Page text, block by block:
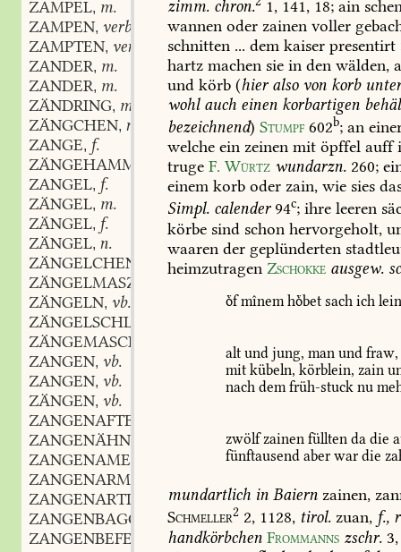
ZAMPEL, m.
ZAMPEN, verb.
ZAMPTEN, verb.
ZANDER, m.
ZANDER, m.
ZÄNDRING, m.
ZÄNGCHEN, n.
ZANGE, f.
ZÄNGEHAMMER
m.
ZANGEL, f.
ZÄNGEL, m.
ZÄNGEL, f.
ZÄNGEL, n.
ZÄNGELCHEN
ZÄNGELMASZ
ZÄNGELN, vb.
ZÄNGELSCHLACKE
ZÄNGEMASCHINE
ZANGEN, vb.
ZANGEN, vb.
ZÄNGEN, vb.
ZANGENAFTER
ZANGENÄHNLICH
ZANGENAMEISE
ZANGENARM
ZANGENARTIG
adj.
ZANGENBAGGER
m.
ZANGENBEFESTIGUNG,f.
zimm. chron. 1, 141, 18; ain
wannen oder zainen voller
schnitten ... dem kaiser presentirt
hartz machen sie in den wälden,
und körb (hieralsovon korb
wohlauch einen korbartigen
bezeichnend) Stumpf 602b; an
welche ein zeinen mit öpffel auff
truge F. Würtz wundarzn. 260;
einem korb oder zain, wie sies
Simpl. calender94c; ihre leeren
körbe sind schon hervorgeholt,
waaren der geplünderten
heimzutragen Zschokke ausgew.
fmînem hbet sach ich
alt und jung, man und fraw,
mit kübeln, körblein, zain
nach demfrüh-stuck nu
zwölfzainen füllten da die
fünftausend aber war die
mundartlich in Baiern zainen,
Schmeller2 2, 1128, tirol. zuan, f.,
handkörbchen Frommanns zschr. 3,